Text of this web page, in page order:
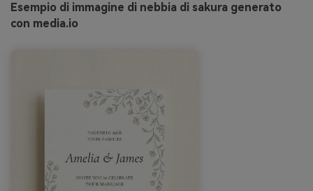
Esempio di immagine di nebbia di sakura generato
con media.io